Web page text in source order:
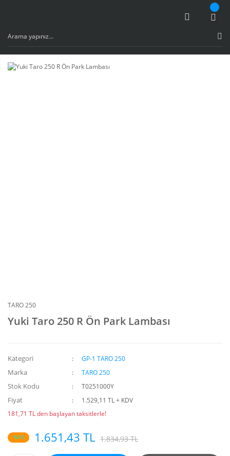
TARO 250
Yuki Taro 250 R Ön Park Lambası
Kategori GP-1 TARO 250
Marka TARO 250
Stok Kodu T0251000Y
Fiyat
1.529,11 TL + KDV
181,71 TL den başlayan taksitlerle!
%10 1.651,43 TL 1.834,93 TL